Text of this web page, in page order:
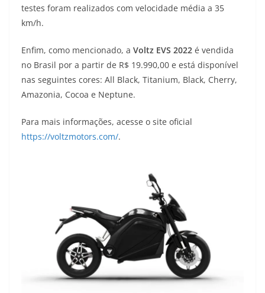
testes foram realizados com velocidade média a 35
km/h.
Enfim, como mencionado, a Voltz EVS 2022 é vendida
no Brasil por a partir de R$ 19.990,00 e está disponível
nas seguintes cores: All Black, Titanium, Black, Cherry,
Amazonia, Cocoa e Neptune.
Para mais informações, acesse o site oficial
https://voltzmotors.com/.